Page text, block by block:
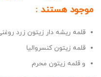
موجود هستند :
قلمه ریشه دار زیتون زرد
قلمه زیتون کنسروالیا
و قلمه زیتون محرم